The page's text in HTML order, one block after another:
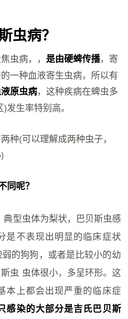
虫病？
虫病，， 是由硬蜱传播，寄
一种血液寄生虫病，所以有
原虫病，这种疾病在蜱虫多
发生率特别高。
种(可以理解成两种虫子，
同呢？
型虫体为梨状，巴贝斯虫感
是不表现出明显的临床症状
的狗狗，或者是比较小的幼
虫 虫体很小，多呈环形。这
本上都会出现严重的临床症
感染的大部分是吉氏巴贝斯